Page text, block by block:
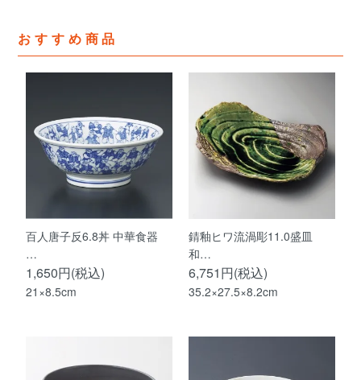
おすすめ商品
百人唐子反6.8丼 中華食器
…
1,650円(税込)
21×8.5cm
錆釉ヒワ流渦彫11.0盛皿
和…
6,751円(税込)
35.2×27.5×8.2cm